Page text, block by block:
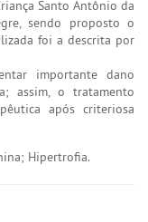
Santo Antônio da
sendo proposto o
foi a descrita por
importante dano
assim, o tratamento
após criteriosa
Hipertrofia.